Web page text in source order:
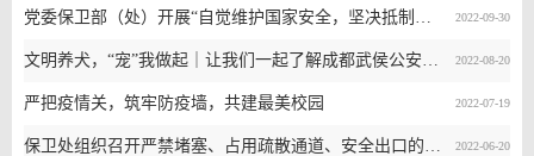
2022-09-30
党委保卫部（处）开展“自觉维护国家安全，坚决抵制邪教侵蚀”宣传活动
2022-08-20
文明养犬，“宠”我做起｜让我们一起了解成都武侯公安的犬只专项整治行动
2022-07-19
严把疫情关，筑牢防疫墙，共建最美校园
2022-06-20
保卫处组织召开严禁堵塞、占用疏散通道、安全出口的专项工作会议